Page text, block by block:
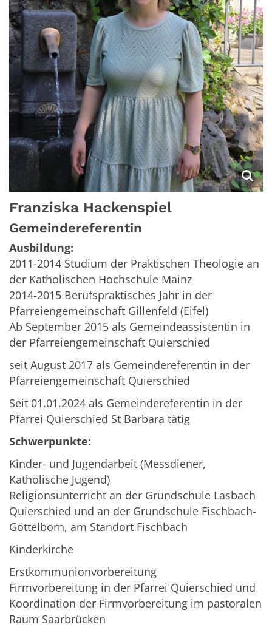
Franziska Hackenspiel
Gemeindereferentin
Ausbildung:
2011-2014 Studium der Praktischen Theologie an
der Katholischen Hochschule Mainz
2014-2015 Berufspraktisches Jahr in der
Pfarreiengemeinschaft Gillenfeld (Eifel)
Ab September 2015 als Gemeindeassistentin in
der Pfarreiengemeinschaft Quierschied
seit August 2017 als Gemeindereferentin in der
Pfarreiengemeinschaft Quierschied
Seit 01.01.2024 als Gemeindereferentin in der
Pfarrei Quierschied St Barbara tätig
Schwerpunkte:
Kinder- und Jugendarbeit (Messdiener,
Katholische Jugend)
Religionsunterricht an der Grundschule Lasbach
Quierschied und an der Grundschule Fischbach-
Göttelborn, am Standort Fischbach
Kinderkirche
Erstkommunionvorbereitung
Firmvorbereitung in der Pfarrei Quierschied und
Koordination der Firmvorbereitung im pastoralen
Raum Saarbrücken